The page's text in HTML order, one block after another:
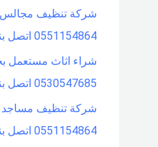
شركة تنظيف مجالس
0551154864 اتصل بنا – شركة العربي
شراء اثاث مستعمل
0530547685 اتصل بنا – شركة العربي
شركة تنظيف مساجد
0551154864 اتصل بنا – شركة العربي